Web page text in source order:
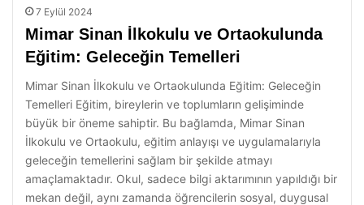
7 Eylül 2024
Mimar Sinan İlkokulu ve Ortaokulunda
Eğitim: Geleceğin Temelleri
Mimar Sinan İlkokulu ve Ortaokulunda Eğitim: Geleceğin
Temelleri Eğitim, bireylerin ve toplumların gelişiminde
büyük bir öneme sahiptir. Bu bağlamda, Mimar Sinan
İlkokulu ve Ortaokulu, eğitim anlayışı ve uygulamalarıyla
geleceğin temellerini sağlam bir şekilde atmayı
amaçlamaktadır. Okul, sadece bilgi aktarımının yapıldığı bir
mekan değil, aynı zamanda öğrencilerin sosyal, duygusal